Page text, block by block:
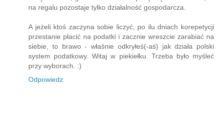
na regalu pozostaje tylko działalność gospodarcza.
A jeżeli ktoś zaczyna sobie liczyć, po ilu dniach korepetycji
przestanie płacić na podatki i zacznie wreszcie zarabiać na
siebie, to brawo - właśnie odkryłeś(-aś) jak działa polski
system podatkowy. Witaj w piekiełku. Trzeba było myśleć
przy wyborach. :)
Odpowiedz